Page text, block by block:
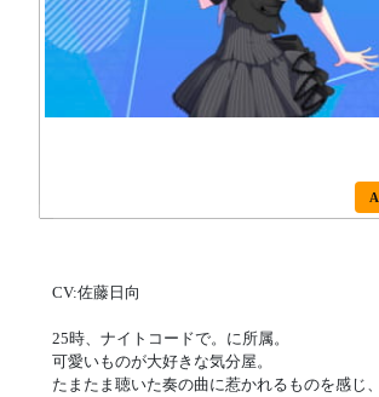
CV:佐藤日向
25時、ナイトコードで。に所属。
可愛いものが大好きな気分屋。
たまたま聴いた奏の曲に惹かれるものを感じ、